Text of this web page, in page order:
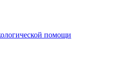
помощи